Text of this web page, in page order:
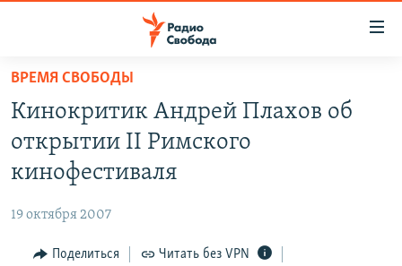
упрощенного
доступа
основному
Вернутся
ПОДКАСТЫ
АВТОРСКИЕ ПРОЕКТЫ
МНЕНИЯ
КУЛЬТУРА
ВРЕМЯ СВОБОДЫ
Кинокритик Андрей Плахов об
открытии II Римского
кинофестиваля
19 октября 2007
Поделиться Читать без VPN